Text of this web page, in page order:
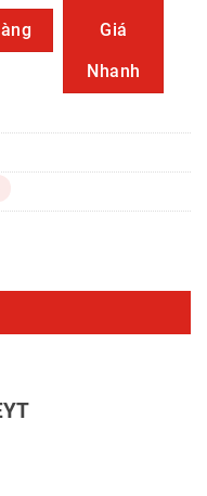
Giá
Nhanh